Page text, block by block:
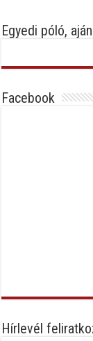
Egyedi póló,
Facebook
Hírlevél